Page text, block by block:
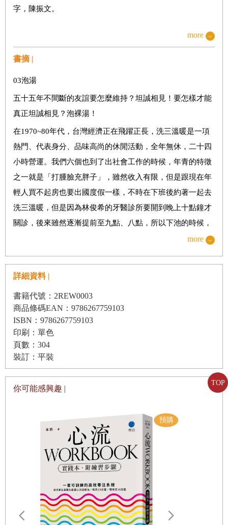
TOP
字，陳振文。
六朵花的DNA──真正的友誼，會煙消雲散嗎？
----------------------------------------------------------------------------
--
第一朵花 方力行
01 泡湯
年輕的特徵就是「打腫臉充胖子」，雖然收入有限，但是跟
現在年輕人買不起房也要出國度假一樣，不時在下班後約著
一起去洗三溫暖。
我們六個朋友真的吃了五十多年的飯，不過將「酒肉」化成
了真誠豐美的人生。
03 搗蛋
好學生的形象就是循規蹈矩、聽話、功課好、行止有節、人
人誇讚，但是建中、北一女、雄中、雄女、南一中、台南女
人生總有幾次重要的選擇，走到十字路口時向東還是向西？
可能改變你一生的方向！這個時候要如何決定呢？有的人求
神問佛，有的人將命運交給上帝，有的人請教智者或家人，
我呢？我問了這五位從高中一路相伴的朋友。
05 新春聚會
more
書摘 |
03泡湯
五十五年不間斷的友誼要怎麼維持？坦誠相見！要怎樣才能
真正坦誠相見？泡裸湯！
在1970~80年代，台灣經濟正在飛躍正長，洗三溫暖是一項
熱門、代表身分、品味高尚的休閒活動，全年無休，二十四
小時營運。我們六個也到了出社會工作的時候，年青的特徵
之一就是「打腫臉充胖子」，雖然收入有限，但是跟現在年
輕人買不起房也要出國度假一樣，不時在下班後約著一起去
洗三溫暖，但是因為林俊希的牙醫診所要開到晚上十點鐘才
關診，後來雖然逐漸提前至九點、八點，所以下池的時候，
當年三溫暖設計的冷暖水浴池真是豪華，又氣派又高貴，進
口大理石的池體，畫棟雕樑的屋頂，柔軟厚暖的天鵝絨躺
身子，身上長了幾顆痣，多了幾根毛。可是我們中間有一位
醫生朋友，他的書唸得如此的好，以至於知道梅毒、淋病、
疣病毒在這種潮濕環境中生存的時間，你知道嗎？他穿著正
式衣服不下水，卻願意坐在池邊和我們這些泡在池中，全身
放鬆的朋友聊天打屁！哪一種朋友會這麼真誠！
後來陳振文到台北榮民總醫院就職，家也搬到天母，正好！
南下高雄籌建中山大學，大家見面的時間就少多了，可是每
一次回北部出差時，只要挪得出時間，能出席的人都會約
九、十點鐘左右在陳振文住處集合，然後一起去行義路找家
溫泉山莊，泡湯兼吃宵夜，幾十年下來，附近那一間山莊的
泉水、設備、餐點、服務如何，我們可能比評分米其林餐廳
的祕密評鑑員瞭解的更鉅細靡遺。
這個泡湯活動，一直到陳醫生後來受聘到台北醫學大學，因
more
詳細資料 |
書籍代號：2REW0003
商品條碼EAN：9786267759103
ISBN：9786267759103
印刷：單色
頁數：304
裝訂：平裝
你可能感興趣 |